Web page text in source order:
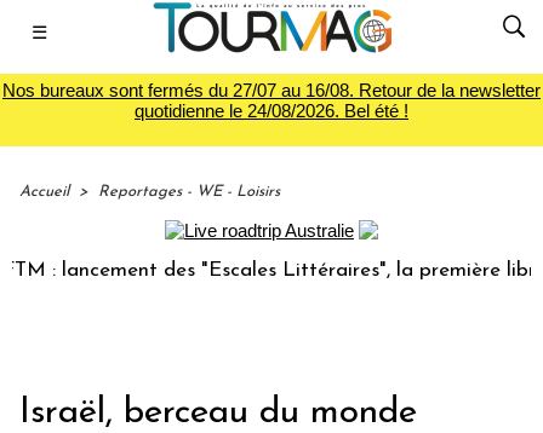
☰
Nos bureaux sont fermés du 27/07 au 16/08. Retour de la newsletter
quotidienne le 24/08/2026. Bel été !
Accueil > Reportages - WE - Loisirs
des "Escales Littéraires", la première librairie
Israël, berceau du monde